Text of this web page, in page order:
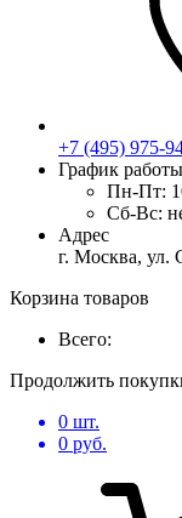
+7 (495) 975-
График работы
Пн-Пт:
Сб-Вс:
Адрес
г. Москва, ул.
Корзина товаров
Всего:
Продолжить
0 шт.
0 руб.